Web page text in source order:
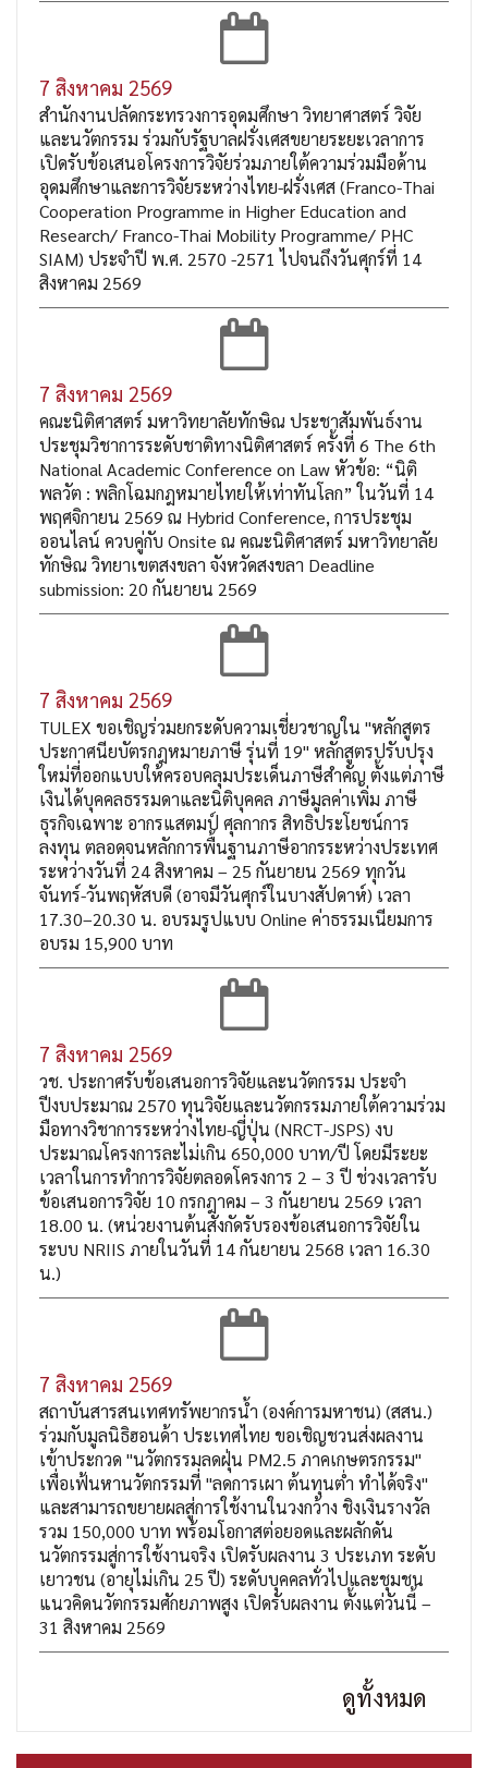
7 สิงหาคม 2569
สำนักงานปลัดกระทรวงการอุดมศึกษา วิทยาศาสตร์ วิจัย
และนวัตกรรม ร่วมกับรัฐบาลฝรั่งเศสขยายระยะเวลาการ
เปิดรับข้อเสนอโครงการวิจัยร่วมภายใต้ความร่วมมือด้าน
อุดมศึกษาและการวิจัยระหว่างไทย-ฝรั่งเศส (Franco-Thai
Cooperation Programme in Higher Education and
Research/ Franco-Thai Mobility Programme/ PHC
SIAM) ประจำปี พ.ศ. 2570 -2571 ไปจนถึงวันศุกร์ที่ 14
สิงหาคม 2569
7 สิงหาคม 2569
คณะนิติศาสตร์ มหาวิทยาลัยทักษิณ ประชาสัมพันธ์งาน
ประชุมวิชาการระดับชาติทางนิติศาสตร์ ครั้งที่ 6 The 6th
National Academic Conference on Law หัวข้อ: “นิติ
พลวัต : พลิกโฉมกฎหมายไทยให้เท่าทันโลก” ในวันที่ 14
พฤศจิกายน 2569 ณ Hybrid Conference, การประชุม
ออนไลน์ ควบคู่กับ Onsite ณ คณะนิติศาสตร์ มหาวิทยาลัย
ทักษิณ วิทยาเขตสงขลา จังหวัดสงขลา Deadline
submission: 20 กันยายน 2569
7 สิงหาคม 2569
TULEX ขอเชิญร่วมยกระดับความเชี่ยวชาญใน "หลักสูตร
ประกาศนียบัตรกฎหมายภาษี รุ่นที่ 19" หลักสูตรปรับปรุง
ใหม่ที่ออกแบบให้ครอบคลุมประเด็นภาษีสำคัญ ตั้งแต่ภาษี
เงินได้บุคคลธรรมดาและนิติบุคคล ภาษีมูลค่าเพิ่ม ภาษี
ธุรกิจเฉพาะ อากรแสตมป์ ศุลกากร สิทธิประโยชน์การ
ลงทุน ตลอดจนหลักการพื้นฐานภาษีอากรระหว่างประเทศ
ระหว่างวันที่ 24 สิงหาคม – 25 กันยายน 2569 ทุกวัน
จันทร์-วันพฤหัสบดี (อาจมีวันศุกร์ในบางสัปดาห์) เวลา
17.30–20.30 น. อบรมรูปแบบ Online ค่าธรรมเนียมการ
อบรม 15,900 บาท
7 สิงหาคม 2569
วช. ประกาศรับข้อเสนอการวิจัยและนวัตกรรม ประจำ
ปีงบประมาณ 2570 ทุนวิจัยและนวัตกรรมภายใต้ความร่วม
มือทางวิชาการระหว่างไทย-ญี่ปุ่น (NRCT-JSPS) งบ
ประมาณโครงการละไม่เกิน 650,000 บาท/ปี โดยมีระยะ
เวลาในการทำการวิจัยตลอดโครงการ 2 – 3 ปี ช่วงเวลารับ
ข้อเสนอการวิจัย 10 กรกฎาคม – 3 กันยายน 2569 เวลา
18.00 น. (หน่วยงานต้นสังกัดรับรองข้อเสนอการวิจัยใน
ระบบ NRIIS ภายในวันที่ 14 กันยายน 2568 เวลา 16.30
น.)
7 สิงหาคม 2569
สถาบันสารสนเทศทรัพยากรน้ำ (องค์การมหาชน) (สสน.)
ร่วมกับมูลนิธิฮอนด้า ประเทศไทย ขอเชิญชวนส่งผลงาน
เข้าประกวด "นวัตกรรมลดฝุ่น PM2.5 ภาคเกษตรกรรม"
เพื่อเฟ้นหานวัตกรรมที่ "ลดการเผา ต้นทุนต่ำ ทำได้จริง"
และสามารถขยายผลสู่การใช้งานในวงกว้าง ชิงเงินรางวัล
รวม 150,000 บาท พร้อมโอกาสต่อยอดและผลักดัน
นวัตกรรมสู่การใช้งานจริง เปิดรับผลงาน 3 ประเภท ระดับ
เยาวชน (อายุไม่เกิน 25 ปี) ระดับบุคคลทั่วไปและชุมชน
แนวคิดนวัตกรรมศักยภาพสูง เปิดรับผลงาน ตั้งแต่วันนี้ –
31 สิงหาคม 2569
ดูทั้งหมด